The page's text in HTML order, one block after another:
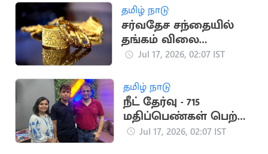
தமிழ் நாடு
சர்வதேச சந்தையில்
தங்கம் விலை
கணிசமாக குறைந்தது
Jul 17, 2026, 02:07 IST
தமிழ் நாடு
நீட் தேர்வு - 715
மதிப்பெண்கள் பெற்று
2 மாணவர்கள்
Jul 17, 2026, 02:07 IST